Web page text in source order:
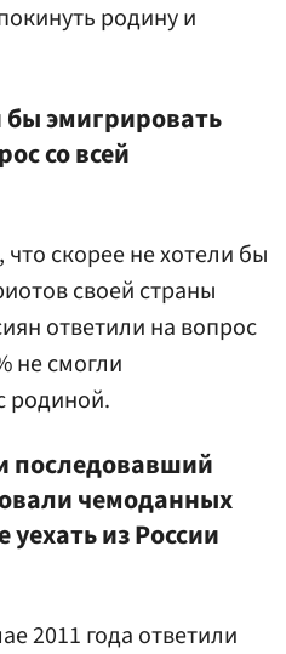
родину и
эмигрировать
со всей
скорее не хотели бы
своей страны
ответили на вопрос
не смогли
родиной.
последовавший
чемоданных
из России
2011 года ответили